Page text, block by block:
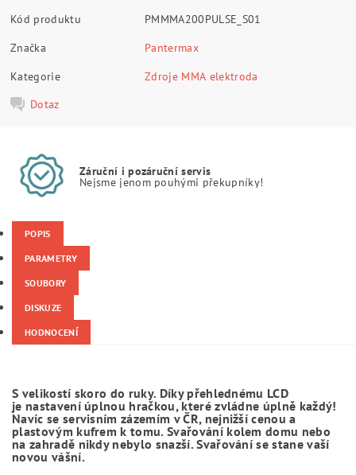
Kód produktu
PMMMA200PULSE_S01
Značka
Pantermax
Kategorie
Zdroje MMA elektroda
Dotaz
Záruční i pozáruční servis
Nejsme jenom pouhými překupníky!
POPIS
PARAMETRY
SOUBORY
DISKUZE
HODNOCENÍ
S velikostí skoro do ruky. Díky přehlednému LCD
je nastavení úplnou hračkou, které zvládne úplně každý!
Navíc se servisním zázemím v ČR, nejnižší cenou a
plastovým kufrem k tomu. Svařování kolem domu nebo
na zahradě nikdy nebylo snazší. Svařování se stane vaší
novou vášní.